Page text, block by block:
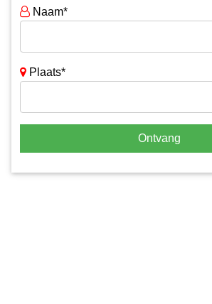
Naam*
Plaats*
Ontvang